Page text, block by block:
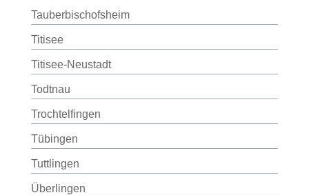
Tauberbischofsheim
Titisee
Titisee-Neustadt
Todtnau
Trochtelfingen
Tübingen
Tuttlingen
Überlingen